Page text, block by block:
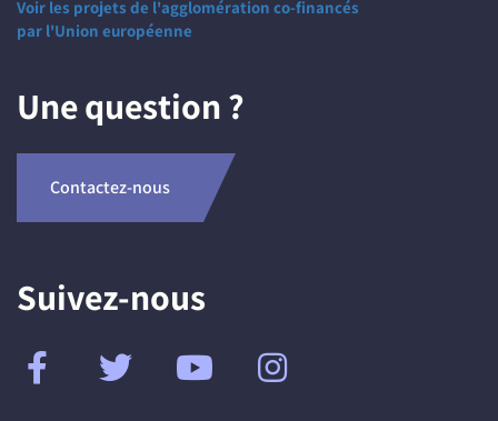
Voir les projets de l'agglomération co-financés
par l'Union européenne
Une question ?
Contactez-nous
Suivez-nous